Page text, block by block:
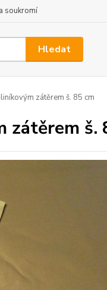
soukromí
Hledat
zátěrem š. 85 cm
zátěrem š.